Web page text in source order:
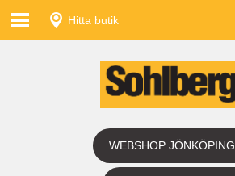
Hitta butik
WEBSHOP JÖNKÖPING